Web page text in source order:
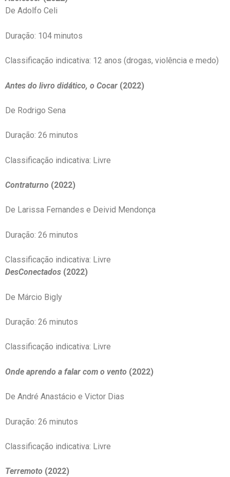
De Adolfo Celi
Duração: 104 minutos
Classificação indicativa: 12 anos (drogas, violência e medo)
Antes do livro didático, o Cocar (2022)
De Rodrigo Sena
Duração: 26 minutos
Classificação indicativa: Livre
Contraturno (2022)
De Larissa Fernandes e Deivid Mendonça
Duração: 26 minutos
Classificação indicativa: Livre
DesConectados (2022)
De Márcio Bigly
Duração: 26 minutos
Classificação indicativa: Livre
Onde aprendo a falar com o vento (2022)
De André Anastácio e Victor Dias
Duração: 26 minutos
Classificação indicativa: Livre
Terremoto (2022)